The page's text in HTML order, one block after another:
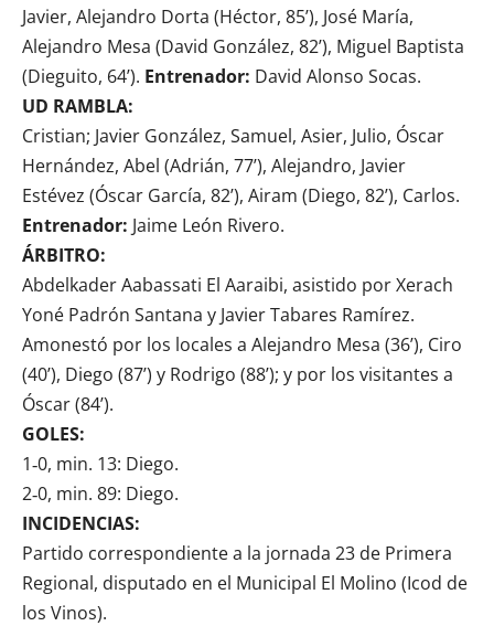
Javier, Alejandro Dorta (Héctor, 85’), José María,
Alejandro Mesa (David González, 82’), Miguel Baptista
(Dieguito, 64’). Entrenador: David Alonso Socas.
UD RAMBLA:
Cristian; Javier González, Samuel, Asier, Julio, Óscar
Hernández, Abel (Adrián, 77’), Alejandro, Javier
Estévez (Óscar García, 82’), Airam (Diego, 82’), Carlos.
Entrenador: Jaime León Rivero.
ÁRBITRO:
Abdelkader Aabassati El Aaraibi, asistido por Xerach
Yoné Padrón Santana y Javier Tabares Ramírez.
Amonestó por los locales a Alejandro Mesa (36’), Ciro
(40’), Diego (87’) y Rodrigo (88’); y por los visitantes a
Óscar (84’).
GOLES:
1‑0, min. 13: Diego.
2‑0, min. 89: Diego.
INCIDENCIAS:
Partido correspondiente a la jornada 23 de Primera
Regional, disputado en el Municipal El Molino (Icod de
los Vinos).